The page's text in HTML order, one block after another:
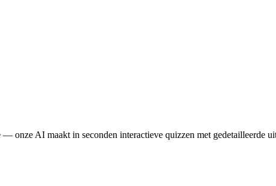
onze AI maakt in seconden interactieve quizzen met gedetailleerde